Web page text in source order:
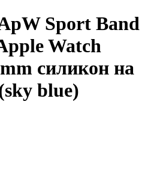
Sport Band
Watch
силикон на
blue)